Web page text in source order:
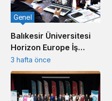
Balıkesir Üniversitesi
Horizon Europe İş
Birliğiyle Küresel
Sahneye Çıkıyor
Genel
3 hafta önce